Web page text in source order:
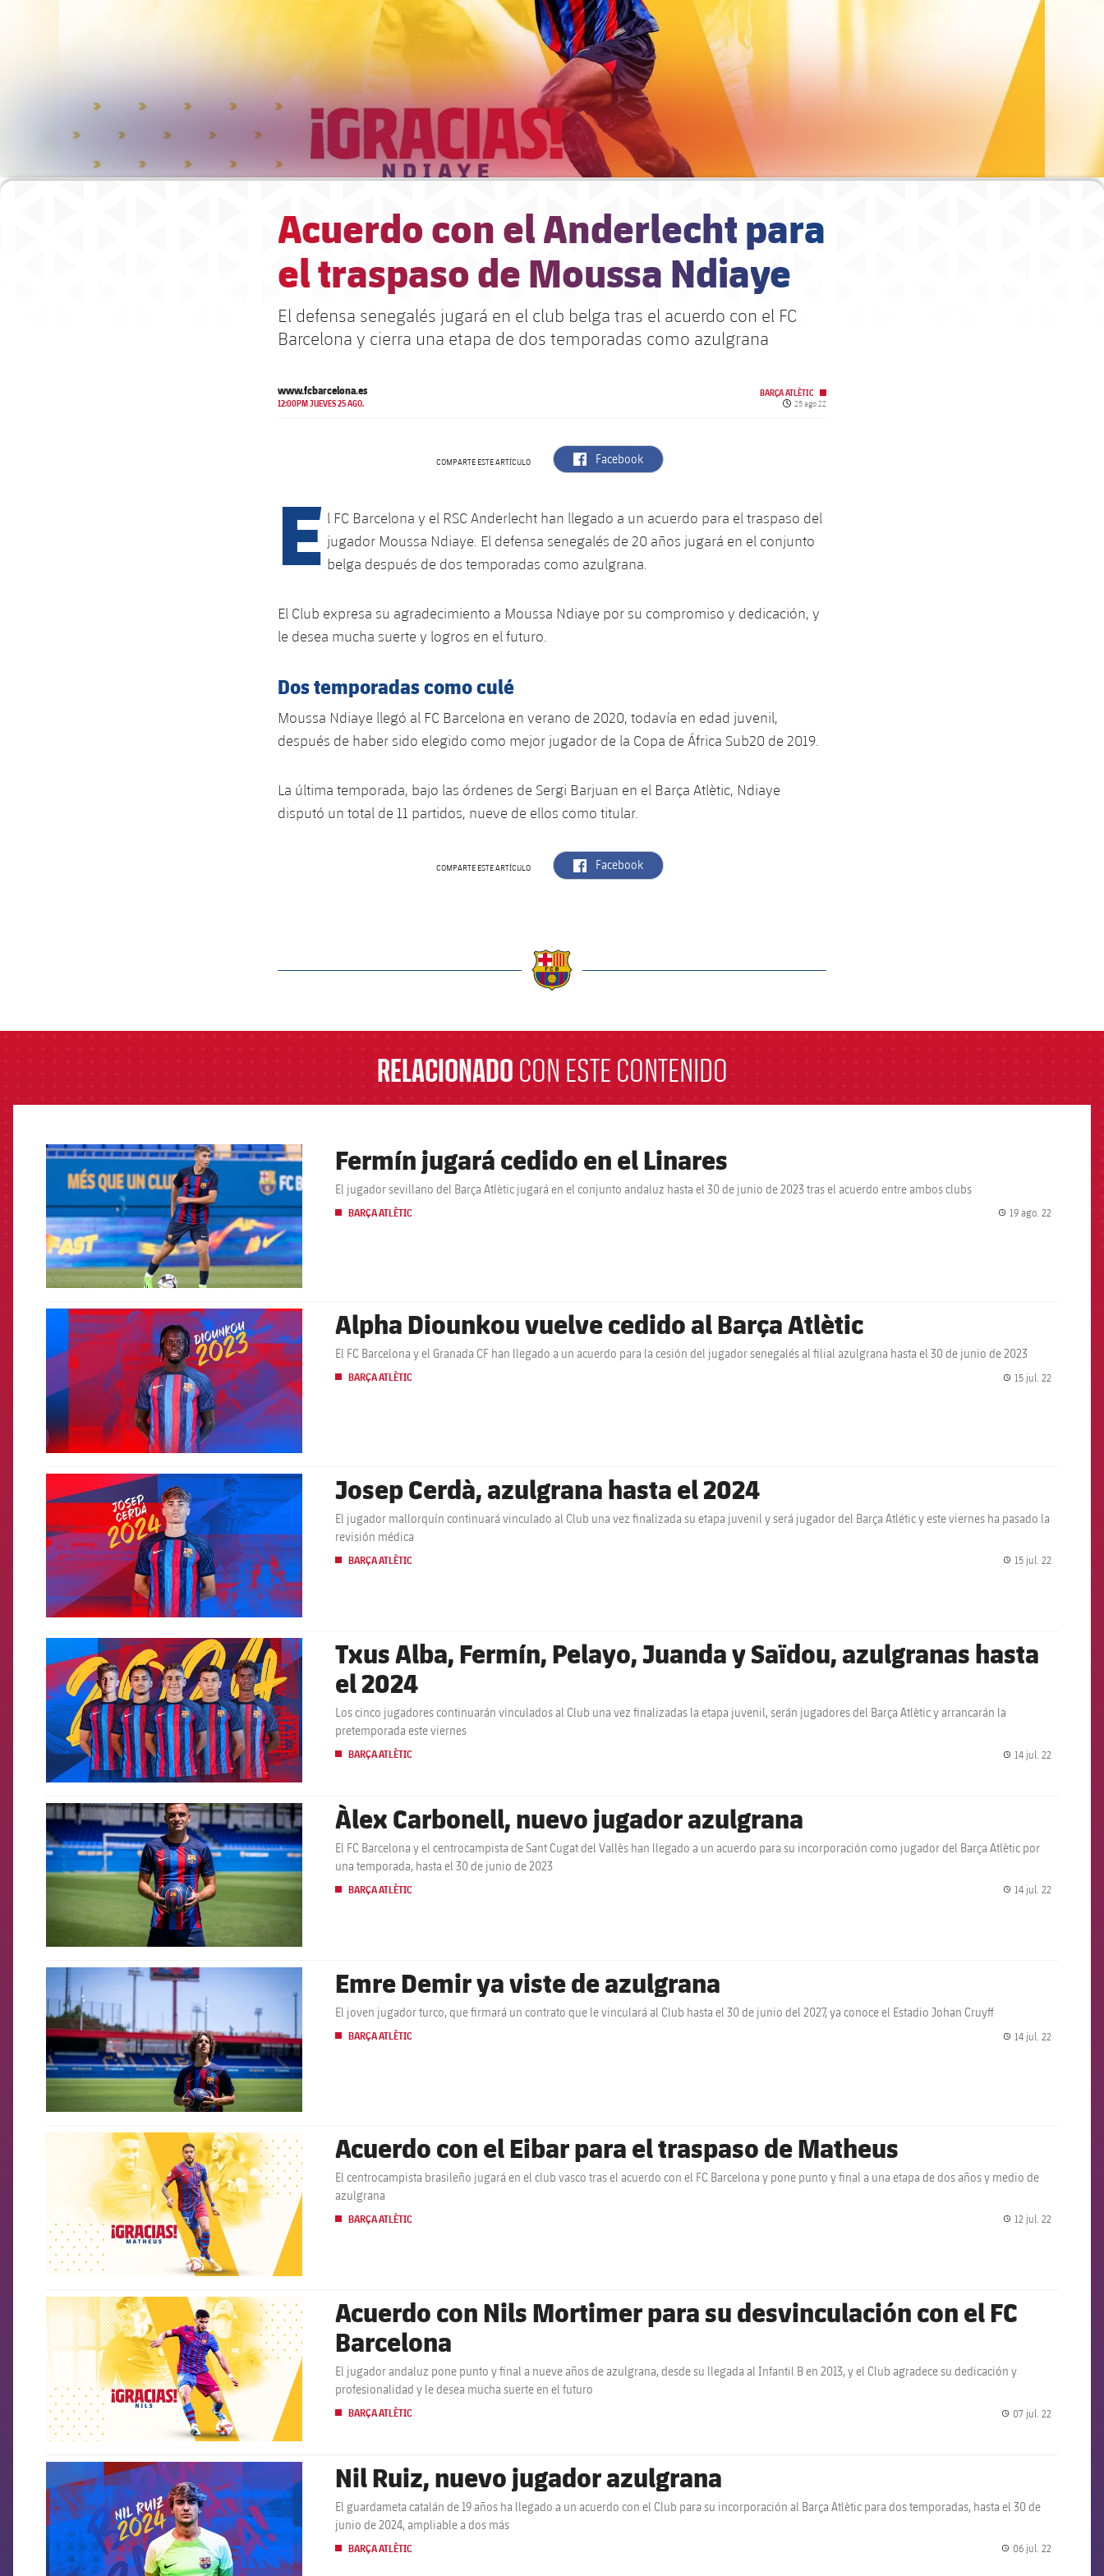
Acuerdo con el Anderlecht para
el traspaso de Moussa Ndiaye
El defensa senegalés jugará en el club belga tras el acuerdo con el FC
Barcelona y cierra una etapa de dos temporadas como azulgrana
www.fcbarcelona.es
12:00PM JUEVES 25 AGO.
BARÇA ATLÈTIC
Fecha de publicación
25 ago 22
COMPARTE ESTE ARTÍCULO label.aria.facebook
Facebook
E l FC Barcelona y el RSC Anderlecht han llegado a un acuerdo para el traspaso del
jugador Moussa Ndiaye. El defensa senegalés de 20 años jugará en el conjunto
belga después de dos temporadas como azulgrana.
El Club expresa su agradecimiento a Moussa Ndiaye por su compromiso y dedicación, y
le desea mucha suerte y logros en el futuro.
Dos temporadas como culé
Moussa Ndiaye llegó al FC Barcelona en verano de 2020, todavía en edad juvenil,
después de haber sido elegido como mejor jugador de la Copa de África Sub20 de 2019.
La última temporada, bajo las órdenes de Sergi Barjuan en el Barça Atlètic, Ndiaye
disputó un total de 11 partidos, nueve de ellos como titular.
COMPARTE ESTE ARTÍCULO label.aria.facebook
Facebook
RELACIONADO CON ESTE CONTENIDO
FCB Barcelona badge Fermín jugará cedido en el Linares
El jugador sevillano del Barça Atlètic jugará en el conjunto andaluz hasta el 30 de junio de 2023 tras el acuerdo entre ambos clubs
BARÇA ATLÈTIC 19 ago. 22
FCB Barcelona badge Alpha Diounkou vuelve cedido al Barça Atlètic
El FC Barcelona y el Granada CF han llegado a un acuerdo para la cesión del jugador senegalés al filial azulgrana hasta el 30 de junio de 2023
BARÇA ATLÈTIC 15 jul. 22
FCB Barcelona badge Josep Cerdà, azulgrana hasta el 2024
El jugador mallorquín continuará vinculado al Club una vez finalizada su etapa juvenil y será jugador del Barça Atlétic y este viernes ha pasado la
revisión médica
BARÇA ATLÈTIC 15 jul. 22
FCB Barcelona badge
Txus Alba, Fermín, Pelayo, Juanda y Saïdou, azulgranas hasta
el 2024
Los cinco jugadores continuarán vinculados al Club una vez finalizadas la etapa juvenil, serán jugadores del Barça Atlètic y arrancarán la
pretemporada este viernes
BARÇA ATLÈTIC 14 jul. 22
FCB Barcelona badge Àlex Carbonell, nuevo jugador azulgrana
El FC Barcelona y el centrocampista de Sant Cugat del Vallès han llegado a un acuerdo para su incorporación como jugador del Barça Atlètic por
una temporada, hasta el 30 de junio de 2023
BARÇA ATLÈTIC 14 jul. 22
FCB Barcelona badge Emre Demir ya viste de azulgrana
El joven jugador turco, que firmará un contrato que le vinculará al Club hasta el 30 de junio del 2027, ya conoce el Estadio Johan Cruyff
BARÇA ATLÈTIC 14 jul. 22
FCB Barcelona badge Acuerdo con el Eibar para el traspaso de Matheus
El centrocampista brasileño jugará en el club vasco tras el acuerdo con el FC Barcelona y pone punto y final a una etapa de dos años y medio de
azulgrana
BARÇA ATLÈTIC 12 jul. 22
FCB Barcelona badge
Acuerdo con Nils Mortimer para su desvinculación con el FC
Barcelona
El jugador andaluz pone punto y final a nueve años de azulgrana, desde su llegada al Infantil B en 2013, y el Club agradece su dedicación y
profesionalidad y le desea mucha suerte en el futuro
BARÇA ATLÈTIC 07 jul. 22
FCB Barcelona badge Nil Ruiz, nuevo jugador azulgrana
El guardameta catalán de 19 años ha llegado a un acuerdo con el Club para su incorporación al Barça Atlètic para dos temporadas, hasta el 30 de
junio de 2024, ampliable a dos más
BARÇA ATLÈTIC 06 jul. 22